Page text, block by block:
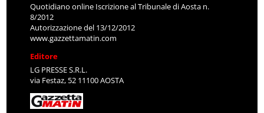
Quotidiano online Iscrizione al Tribunale di Aosta n.
8/2012
Autorizzazione del 13/12/2012
www.gazzettamatin.com
Editore
LG PRESSE S.R.L.
via Festaz, 52 11100 AOSTA